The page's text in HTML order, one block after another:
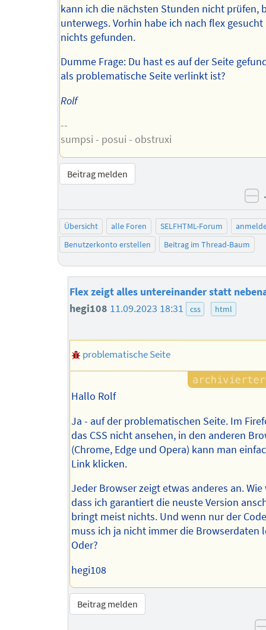
kann ich die nächsten Stunden nicht prüfen,
unterwegs. Vorhin habe ich nach flex
nichts gefunden.
Dumme Frage: Du hast es auf der Seite
als problematische Seite verlinkt ist?
Rolf
--
sumpsi - posui - obstruxi
Beitrag melden
Übersicht alle Foren SELFHTML-Forum
Benutzerkonto erstellen
Beitrag im Thread-Baum
Flex zeigt alles untereinander statt
hegi108 11.09.2023 18:31 css html
problematische Seite
Hallo Rolf
Ja - auf der problematischen Seite. Im
das CSS nicht ansehen, in den anderen
(Chrome, Edge und Opera) kann man
Link klicken.
Jeder Browser zeigt etwas anderes an. Wie
dass ich garantiert die neuste Version
bringt meist nichts. Und wenn nur der
muss ich ja nicht immer die Browserdaten
Oder?
hegi108
Beitrag melden